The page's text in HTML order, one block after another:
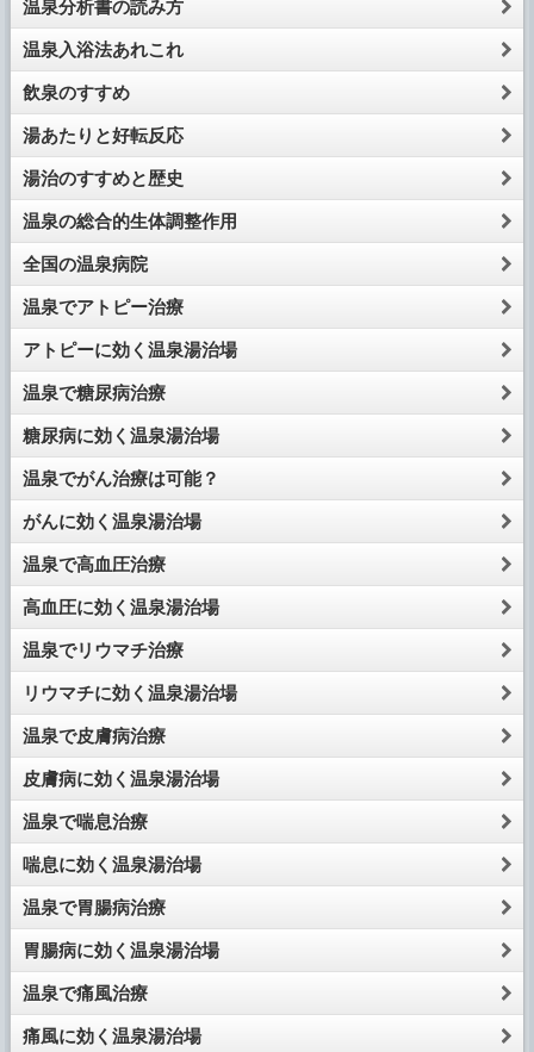
温泉分析書の読み方
温泉入浴法あれこれ
飲泉のすすめ
湯あたりと好転反応
湯治のすすめと歴史
温泉の総合的生体調整作用
全国の温泉病院
温泉でアトピー治療
アトピーに効く温泉湯治場
温泉で糖尿病治療
糖尿病に効く温泉湯治場
温泉でがん治療は可能？
がんに効く温泉湯治場
温泉で高血圧治療
高血圧に効く温泉湯治場
温泉でリウマチ治療
リウマチに効く温泉湯治場
温泉で皮膚病治療
皮膚病に効く温泉湯治場
温泉で喘息治療
喘息に効く温泉湯治場
温泉で胃腸病治療
胃腸病に効く温泉湯治場
温泉で痛風治療
痛風に効く温泉湯治場